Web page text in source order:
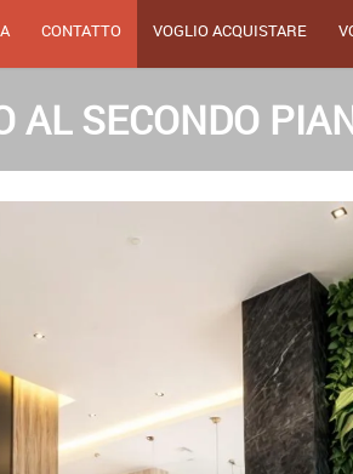
CONTATTO VOGLIO ACQUISTARE
AL SECONDO